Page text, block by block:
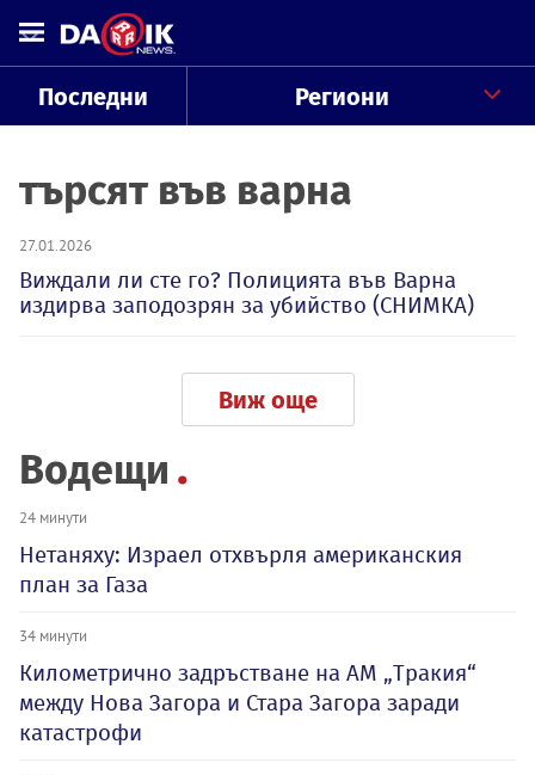
Последни Региони
търсят във варна
27.01.2026
Виждали ли сте го? Полицията във Варна
издирва заподозрян за убийство (СНИМКА)
Виж още
Водещи
24 минути
Нетаняху: Израел отхвърля американския
план за Газа
34 минути
Километрично задръстване на АМ „Тракия“
между Нова Загора и Стара Загора заради
катастрофи